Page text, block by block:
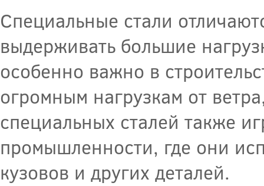
Специальные стали
выдерживать большие
особенно важно в
огромным нагрузкам от
специальных сталей также
промышленности, где они
кузовов и других деталей.